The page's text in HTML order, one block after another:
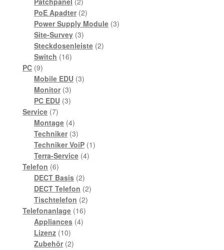
Produkte
PoE Apadter 22
Produkte
Power Supply Module 33
Site-Survey 33
Produkte
Steckdosenleiste 22
Switch 1616
PC 99
Produkte
Mobile EDU 33
Monitor 33
Produkte
PC EDU 33
Service 77
Produkte
Montage 44
Produkte
Techniker 33
Produkte
Techniker VoiP 11
Terra-Service 44
Telefon 66
Produkte
DECT Basis 22
Produkte
DECT Telefon 22
Tischtelefon 22
Produkte
Telefonanlage 1616
Appliances 44
Lizenz 1010
Produkte
Zubehör 22